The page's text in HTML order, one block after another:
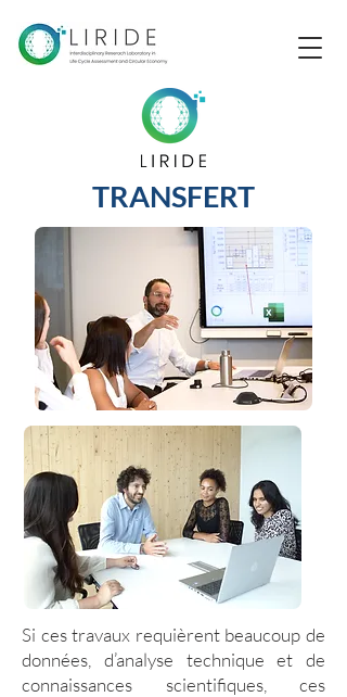
TRANSFERT
Si ces travaux requièrent beaucoup de
données, d’analyse technique et de
connaissances scientifiques, ces